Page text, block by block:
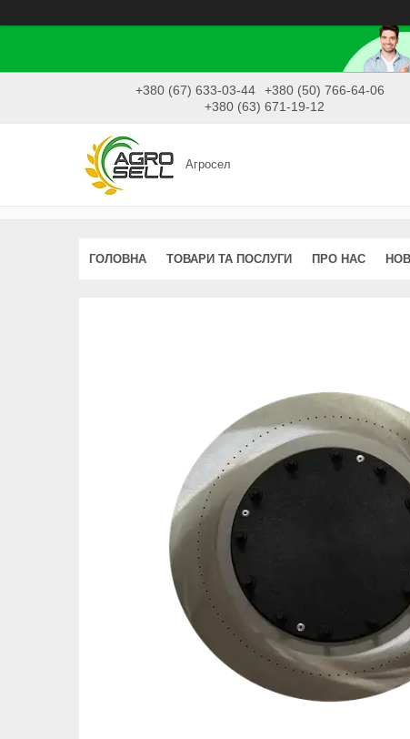
+380 (67) 633-03-44
+380 (50) 766-64-06
+380 (63) 671-19-12
Агросел
ГОЛОВНА ТОВАРИ ТА ПОСЛУГИ ПРО НАС